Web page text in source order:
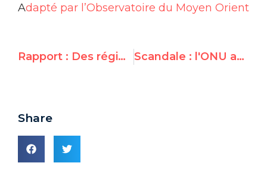
Adapté par l’Observatoire du Moyen Orient
Rapport : Des régimes totalitaires sont assurés de rafler des sièges lors de l’élection au Conseil des Droits de l’homme des Nations Unies Scandale : l'ONU accorde à Maduro une assemblée spéciale avant les élections vénézuéliennes
Share